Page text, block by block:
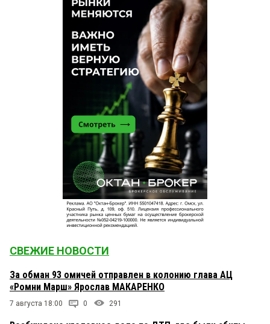
СВЕЖИЕ НОВОСТИ
За обман 93 омичей отправлен в колонию глава АЦ
«Ромни Марш» Ярослав МАКАРЕНКО
7 августа 18:00 0 291